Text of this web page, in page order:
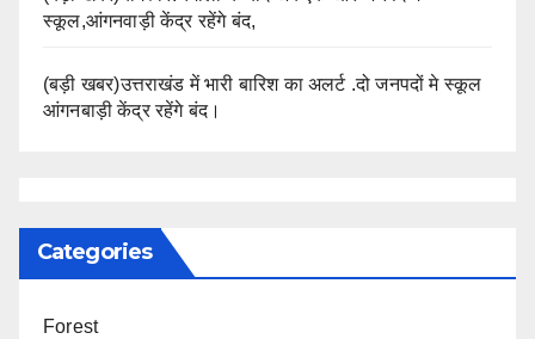
स्कूल,आंगनवाड़ी केंद्र रहेंगे बंद,
(बड़ी खबर)उत्तराखंड में भारी बारिश का अलर्ट .दो जनपदों मे स्कूल
आंगनबाड़ी केंद्र रहेंगे बंद।
Categories
Forest